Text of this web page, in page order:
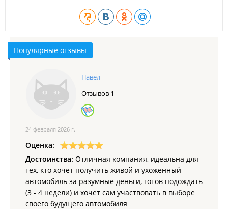
Популярные отзывы
Павел
Отзывов 1
24 февраля 2026 г.
Оценка:
Достоинства: Отличная компания, идеальна для
тех, кто хочет получить живой и ухоженный
автомобиль за разумные деньги, готов подождать
(3 - 4 недели) и хочет сам участвовать в выборе
своего будущего автомобиля